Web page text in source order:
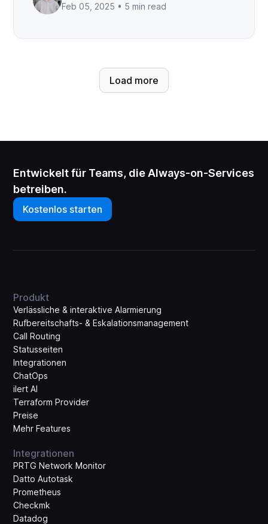
Feb 05, 2025 • 5 min read
Load more
Entwickelt für Teams, die Always-on-Services
betreiben.
Kostenlos starten
Produkt
Verlässliche & interaktive Alarmierung
Rufbereitschafts- & Eskalations­management
Call Routing
Statusseiten
Integrationen
ChatOps
ilert AI
Terraform Provider
Preise
Mehr Features
Integrationen
PRTG Network Monitor
Datto Autotask
Prometheus
Checkmk
Datadog